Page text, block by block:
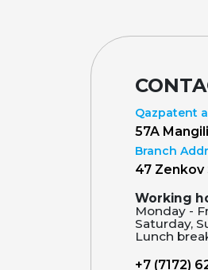
Qazpatent
57A
Branch
47
Working
Monday -
Saturday,
Lunch
+7 (7172)